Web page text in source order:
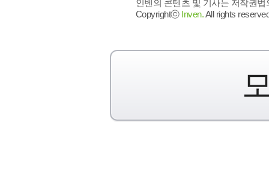
인벤의 콘텐츠 및 기사는 저작권
Copyrightⓒ Inven.All rights